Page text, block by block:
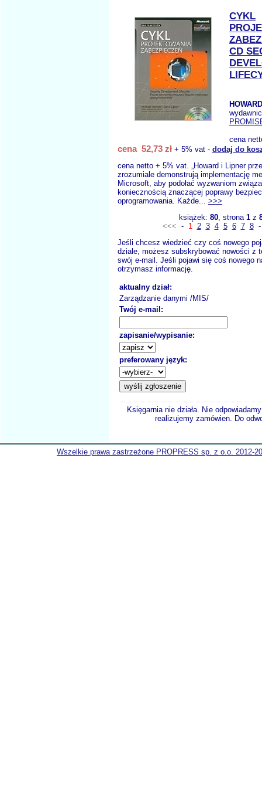
CYKL
CD
cena
cena 52,73 zł + 5% vat - dodaj do
cena netto + 5% vat. „Howard i Lipner
zrozumiale demonstrują implementację
Microsoft, aby podołać wyzwaniom
koniecznością znaczącej poprawy
oprogramowania. Każde... >>>
książek: 80, strona 1z
<<< - 1 2 3 4 5 6 7 8
Jeśli chcesz wiedzieć czy coś nowego
dziale, możesz subskrybować nowości z
swój e-mail. Jeśli pojawi się coś nowego
otrzymasz informację.
aktualny dział:
Zarządzanie danymi /MIS/
Twój e-mail:
zapisanie/wypisanie:
preferowany język:
Księgarnia nie działa. Nie
realizujemy zamówien. Do
Wszelkie prawa zastrzeżone PROPRESS sp. z o.o. 2012-